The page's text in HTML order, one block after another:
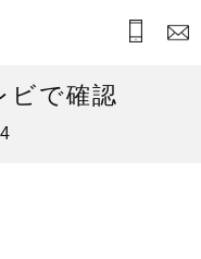
ビで確認